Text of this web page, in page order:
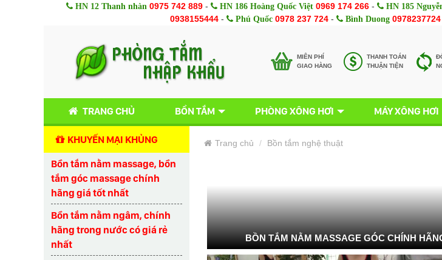
HN 12 Thanh nhàn 0975 742 889 - HN 186 Hoàng Quốc Việt 0969 174 266 - HN 185
0938155444- Phú Quốc 0978 237 724- Bình Duong 0978237724
MIÊN PHÍ
GIAO HÀNG
THANH TOÁN
THUẬN TIỆN
TRANG CHỦ BỒN TẮM PHÒNG XÔNG HƠI MÁY XÔNG HƠI
KHUYẾN MẠI KHỦNG
Bồn tắm nằm massage, bồn
tắm góc massage chính
hãng giá tốt nhất
Bồn tắm nằm ngâm, chính
hãng trong nước có giá rẻ
nhất
Trang chủ Bồn tắm nghệ thuật
BỒN TẮM NẰM MASSAGE GÓC CHÍNH